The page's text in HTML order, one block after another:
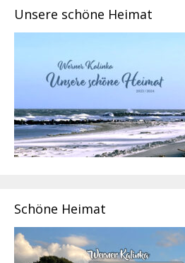
Unsere schöne Heimat
Schöne Heimat